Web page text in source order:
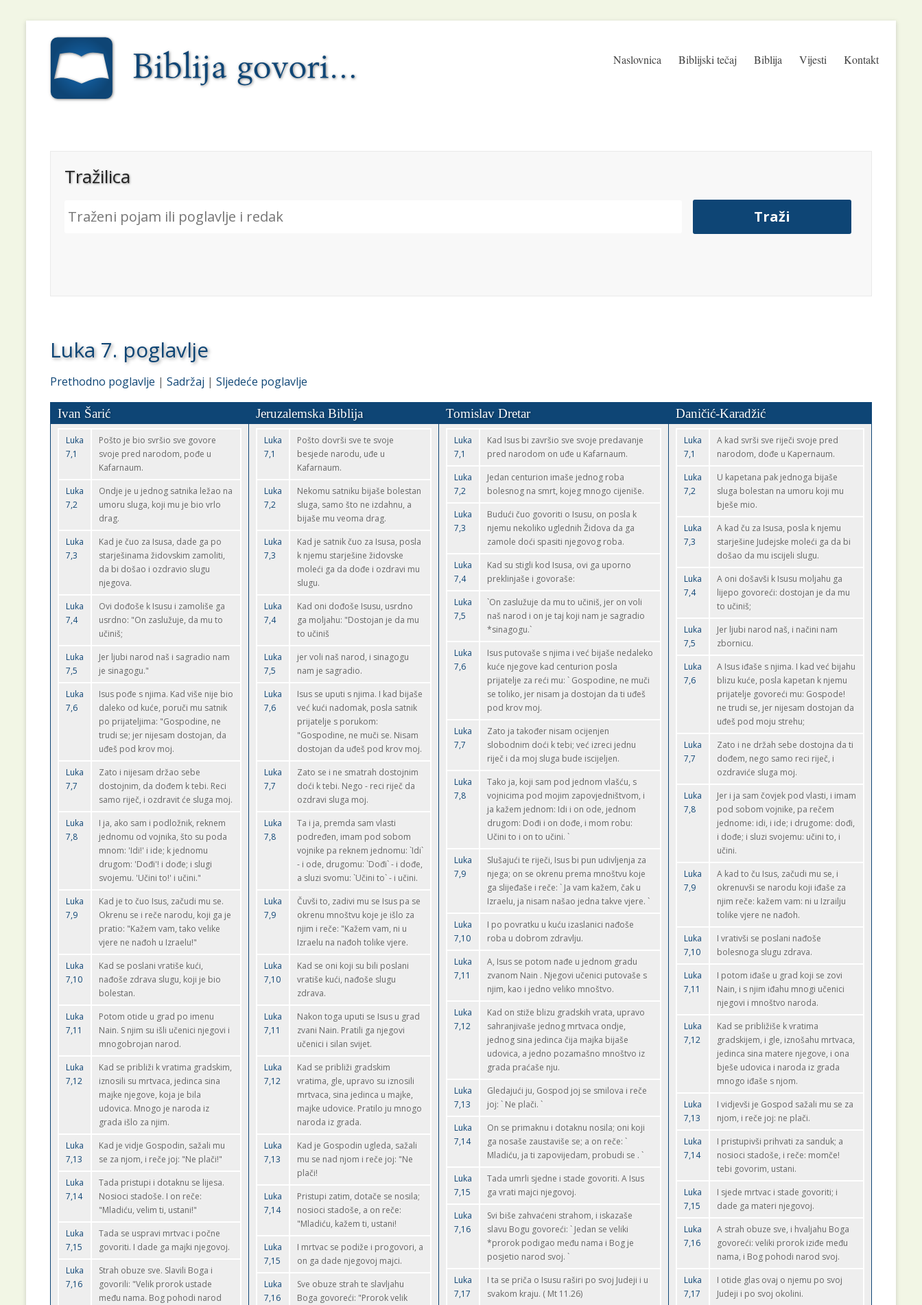
Naslovnica Biblijski tečaj Biblija Vijesti Kontakt
Tražilica
Luka 7. poglavlje
Prethodno poglavlje | Sadržaj | Sljedeće poglavlje
Ivan Šarić Jeruzalemska Biblija Tomislav Dretar Daničić-Karadžić
Luka
7,1
Pošto je bio svršio sve govore
svoje pred narodom, pođe u
Kafarnaum.
Luka
7,2
Ondje je u jednog satnika ležao na
umoru sluga, koji mu je bio vrlo
drag.
Luka
7,3
Kad je čuo za Isusa, dade ga po
starješinama židovskim zamoliti,
da bi došao i ozdravio slugu
njegova.
Luka
7,4
Ovi dođoše k Isusu i zamoliše ga
usrdno: "On zaslužuje, da mu to
učiniš;
Luka
7,5
Jer ljubi narod naš i sagradio nam
je sinagogu."
Luka
7,6
Isus pođe s njima. Kad više nije bio
daleko od kuće, poruči mu satnik
po prijateljima: "Gospodine, ne
trudi se; jer nijesam dostojan, da
uđeš pod krov moj.
Luka
7,7
Zato i nijesam držao sebe
dostojnim, da dođem k tebi. Reci
samo riječ, i ozdravit će sluga moj.
Luka
7,8
I ja, ako sam i podložnik, reknem
jednomu od vojnika, što su poda
mnom: 'Idi!' i ide; k jednomu
drugom: 'Dođi'! i dođe; i slugi
svojemu. 'Učini to!' i učini."
Luka
7,9
Kad je to čuo Isus, začudi mu se.
Okrenu se i reče narodu, koji ga je
pratio: "Kažem vam, tako velike
vjere ne nađoh u Izraelu!"
Luka
7,10
Kad se poslani vratiše kući,
nađoše zdrava slugu, koji je bio
bolestan.
Luka
7,11
Potom otide u grad po imenu
Nain. S njim su išli učenici njegovi i
mnogobrojan narod.
Luka
7,12
Kad se približi k vratima gradskim,
iznosili su mrtvaca, jedinca sina
majke njegove, koja je bila
udovica. Mnogo je naroda iz
grada išlo za njim.
Luka
7,13
Kad je vidje Gospodin, sažali mu
se za njom, i reče joj: "Ne plači!"
Luka
7,14
Tada pristupi i dotaknu se lijesa.
Nosioci stadoše. I on reče:
"Mladiću, velim ti, ustani!"
Luka
7,15
Tada se uspravi mrtvac i počne
govoriti. I dade ga majki njegovoj.
Luka
7,16
Strah obuze sve. Slavili Boga i
govorili: "Velik prorok ustade
među nama. Bog pohodi narod
Luka
7,1
Pošto dovrši sve te svoje
besjede narodu, uđe u
Kafarnaum.
Luka
7,2
Nekomu satniku bijaše bolestan
sluga, samo što ne izdahnu, a
bijaše mu veoma drag.
Luka
7,3
Kad je satnik čuo za Isusa, posla
k njemu starješine židovske
moleći ga da dođe i ozdravi mu
slugu.
Luka
7,4
Kad oni dođoše Isusu, usrdno
ga moljahu: "Dostojan je da mu
to učiniš
Luka
7,5
jer voli naš narod, i sinagogu
nam je sagradio.
Luka
7,6
Isus se uputi s njima. I kad bijaše
već kući nadomak, posla satnik
prijatelje s porukom:
"Gospodine, ne muči se. Nisam
dostojan da uđeš pod krov moj.
Luka
7,7
Zato se i ne smatrah dostojnim
doći k tebi. Nego - reci riječ da
ozdravi sluga moj.
Luka
7,8
Ta i ja, premda sam vlasti
podređen, imam pod sobom
vojnike pa reknem jednomu: `Idi`
- i ode, drugomu: `Dođi` - i dođe,
a sluzi svomu: `Učini to` - i učini.
Luka
7,9
Čuvši to, zadivi mu se Isus pa se
okrenu mnoštvu koje je išlo za
njim i reče: "Kažem vam, ni u
Izraelu na nađoh tolike vjere.
Luka
7,10
Kad se oni koji su bili poslani
vratiše kući, nađoše slugu
zdrava.
Luka
7,11
Nakon toga uputi se Isus u grad
zvani Nain. Pratili ga njegovi
učenici i silan svijet.
Luka
7,12
Kad se približi gradskim
vratima, gle, upravo su iznosili
mrtvaca, sina jedinca u majke,
majke udovice. Pratilo ju mnogo
naroda iz grada.
Luka
7,13
Kad je Gospodin ugleda, sažali
mu se nad njom i reče joj: "Ne
plači!
Luka
7,14
Pristupi zatim, dotače se nosila;
nosioci stadoše, a on reče:
"Mladiću, kažem ti, ustani!
Luka
7,15
I mrtvac se podiže i progovori, a
on ga dade njegovoj majci.
Luka
7,16
Sve obuze strah te slavljahu
Boga govoreći: "Prorok velik
Luka
7,1
Kad Isus bi završio sve svoje predavanje
pred narodom on uđe u Kafarnaum.
Luka
7,2
Jedan centurion imaše jednog roba
bolesnog na smrt, kojeg mnogo cijeniše.
Luka
7,3
Budući čuo govoriti o Isusu, on posla k
njemu nekoliko uglednih Židova da ga
zamole doći spasiti njegovog roba.
Luka
7,4
Kad su stigli kod Isusa, ovi ga uporno
preklinjaše i govoraše:
Luka
7,5
`On zaslužuje da mu to učiniš, jer on voli
naš narod i on je taj koji nam je sagradio
*sinagogu.`
Luka
7,6
Isus putovaše s njima i već bijaše nedaleko
kuće njegove kad centurion posla
prijatelje za reći mu: ` Gospodine, ne muči
se toliko, jer nisam ja dostojan da ti uđeš
pod krov moj.
Luka
7,7
Zato ja također nisam ocijenjen
slobodnim doći k tebi; već izreci jednu
riječ i da moj sluga bude iscijeljen.
Luka
7,8
Tako ja, koji sam pod jednom vlašću, s
vojnicima pod mojim zapovjedništvom, i
ja kažem jednom: Idi i on ode, jednom
drugom: Dođi i on dođe, i mom robu:
Učini to i on to učini. `
Luka
7,9
Slušajući te riječi, Isus bi pun udivljenja za
njega; on se okrenu prema mnoštvu koje
ga slijeđaše i reče: ` Ja vam kažem, čak u
Izraelu, ja nisam našao jedna takve vjere. `
Luka
7,10
I po povratku u kuću izaslanici nađoše
roba u dobrom zdravlju.
Luka
7,11
A, Isus se potom nađe u jednom gradu
zvanom Nain . Njegovi učenici putovaše s
njim, kao i jedno veliko mnoštvo.
Luka
7,12
Kad on stiže blizu gradskih vrata, upravo
sahranjivaše jednog mrtvaca ondje,
jednog sina jedinca čija majka bijaše
udovica, a jedno pozamašno mnoštvo iz
grada praćaše nju.
Luka
7,13
Gledajući ju, Gospod joj se smilova i reče
joj: ` Ne plači. `
Luka
7,14
On se primaknu i dotaknu nosila; oni koji
ga nosaše zaustaviše se; a on reče: `
Mladiću, ja ti zapovijedam, probudi se . `
Luka
7,15
Tada umrli sjedne i stade govoriti. A Isus
ga vrati majci njegovoj.
Luka
7,16
Svi biše zahvaćeni strahom, i iskazaše
slavu Bogu govoreći: ` Jedan se veliki
*prorok podigao među nama i Bog je
posjetio narod svoj. `
Luka
7,17
I ta se priča o Isusu raširi po svoj Judeji i u
svakom kraju. ( Mt 11.26)
Luka
7,1
A kad svrši sve riječi svoje pred
narodom, dođe u Kapernaum.
Luka
7,2
U kapetana pak jednoga bijaše
sluga bolestan na umoru koji mu
bješe mio.
Luka
7,3
A kad ču za Isusa, posla k njemu
starješine Judejske moleći ga da bi
došao da mu iscijeli slugu.
Luka
7,4
A oni došavši k Isusu moljahu ga
lijepo govoreći: dostojan je da mu
to učiniš;
Luka
7,5
Jer ljubi narod naš, i načini nam
zbornicu.
Luka
7,6
A Isus iđaše s njima. I kad već bijahu
blizu kuće, posla kapetan k njemu
prijatelje govoreći mu: Gospode!
ne trudi se, jer nijesam dostojan da
uđeš pod moju strehu;
Luka
7,7
Zato i ne držah sebe dostojna da ti
dođem, nego samo reci riječ, i
ozdraviće sluga moj.
Luka
7,8
Jer i ja sam čovjek pod vlasti, i imam
pod sobom vojnike, pa rečem
jednome: idi, i ide; i drugome: dođi,
i dođe; i sluzi svojemu: učini to, i
učini.
Luka
7,9
A kad to ču Isus, začudi mu se, i
okrenuvši se narodu koji iđaše za
njim reče: kažem vam: ni u Izrailju
tolike vjere ne nađoh.
Luka
7,10
I vrativši se poslani nađoše
bolesnoga slugu zdrava.
Luka
7,11
I potom iđaše u grad koji se zovi
Nain, i s njim iđahu mnogi učenici
njegovi i mnoštvo naroda.
Luka
7,12
Kad se približiše k vratima
gradskijem, i gle, iznošahu mrtvaca,
jedinca sina matere njegove, i ona
bješe udovica i naroda iz grada
mnogo iđaše s njom.
Luka
7,13
I vidjevši je Gospod sažali mu se za
njom, i reče joj: ne plači.
Luka
7,14
I pristupivši prihvati za sanduk; a
nosioci stadoše, i reče: momče!
tebi govorim, ustani.
Luka
7,15
I sjede mrtvac i stade govoriti; i
dade ga materi njegovoj.
Luka
7,16
A strah obuze sve, i hvaljahu Boga
govoreći: veliki prorok iziđe među
nama, i Bog pohodi narod svoj.
Luka
7,17
I otide glas ovaj o njemu po svoj
Judeji i po svoj okolini.